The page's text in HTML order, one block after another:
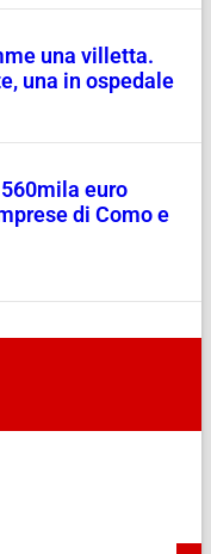
una villetta.
una in ospedale
euro
di Como e